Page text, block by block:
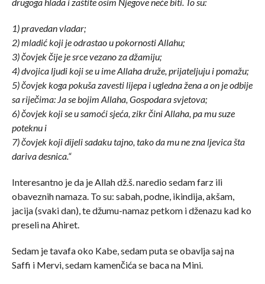
1) pravedan vladar;
2) mladić koji je odrastao u pokornosti Allahu;
3) čovjek čije je srce vezano za džamiju;
4) dvojica ljudi koji se u ime Allaha druže, prijateljuju i pomažu;
5) čovjek koga pokuša zavesti lijepa i ugledna žena a on je odbije
sa riječima: Ja se bojim Allaha, Gospodara svjetova;
6) čovjek koji se u samoći sjeća, zikr čini Allaha, pa mu suze
poteknu i
7) čovjek koji dijeli sadaku tajno, tako da mu ne zna ljevica šta
dariva desnica.“
Interesantno je da je Allah dž.š. naredio sedam farz ili
obaveznih namaza. To su: sabah, podne, ikindija, akšam,
jacija (svaki dan), te džumu-namaz petkom i dženazu kad ko
preseli na Ahiret.
Sedam je tavafa oko Kabe, sedam puta se obavlja saj na
Saffi i Mervi, sedam kamenčića se baca na Mini.